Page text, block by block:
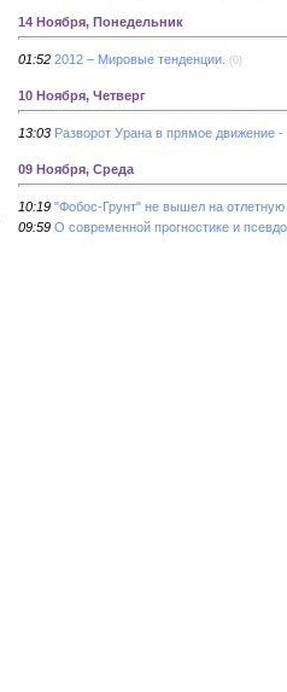
14 Ноября, Понедельник
01:52 2012 – Мировые тенденции. (0)
10 Ноября, Четверг
13:03 Разворот Урана в прямое движение
09 Ноября, Среда
10:19 "Фобос-Грунт" не вышел на отлетную
09:59 О современной прогностике и